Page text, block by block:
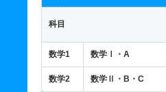
科目
数学1 数学Ⅰ・A
数学2
数学Ⅱ・B・C